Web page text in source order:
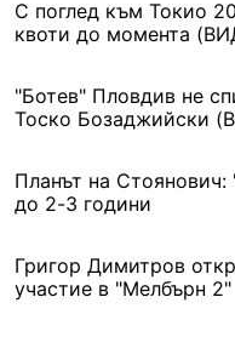
С поглед към Токио
квоти до момента
"Ботев" Пловдив не
Тоско Бозаджийски
Планът на
до 2-3 години
Григор Димитров
участие в "Мелбърн 2"